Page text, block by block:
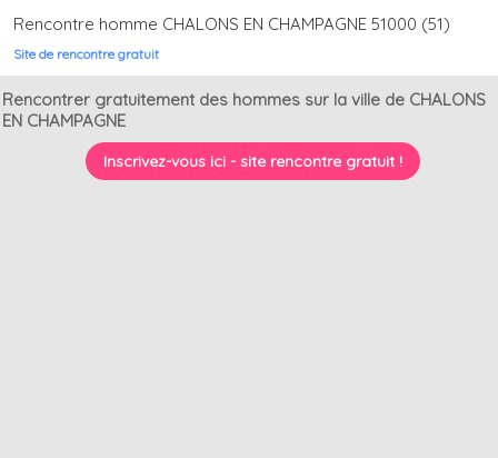
Rencontre homme CHALONS EN CHAMPAGNE 51000 (51)
Site de rencontre gratuit
Rencontrer gratuitement des hommes sur la ville de CHALONS
EN CHAMPAGNE
Inscrivez-vous ici - site rencontre gratuit !